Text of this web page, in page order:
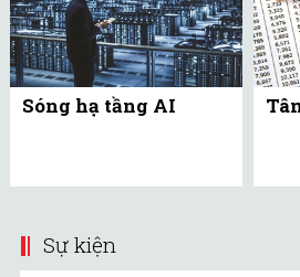
Sóng hạ tầng AI
Sự kiện